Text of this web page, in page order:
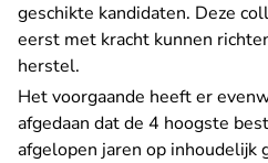
geschikte kandidaten. Deze
eerst met kracht kunnen
herstel.
Het voorgaande heeft er
afgedaan dat de 4 hoogste
afgelopen jaren op inhoudelijk